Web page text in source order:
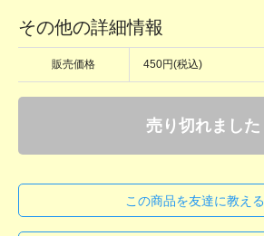
その他の詳細情報
販売価格 450円(税込)
売り切れました
この商品を友達に教える